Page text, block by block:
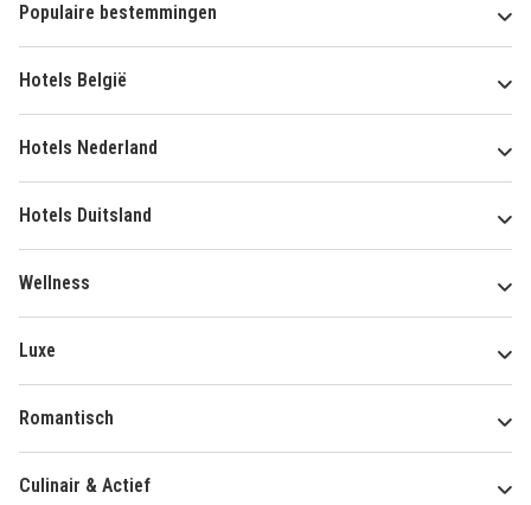
Populaire bestemmingen
Hotels België
Hotels Nederland
Hotels Duitsland
Wellness
Luxe
Romantisch
Culinair & Actief